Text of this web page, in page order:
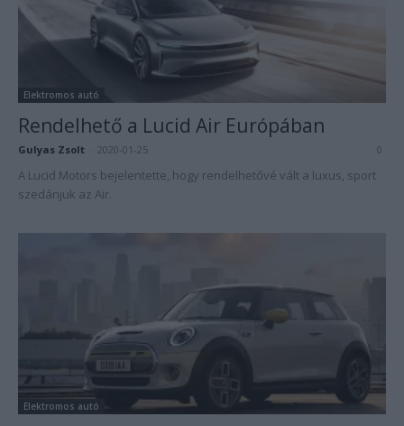
Elektromos autó
Rendelhető a Lucid Air Európában
Gulyas Zsolt 2020-01-25 0
A Lucid Motors bejelentette, hogy rendelhetővé vált a luxus, sport
szedánjuk az Air.
Elektromos autó